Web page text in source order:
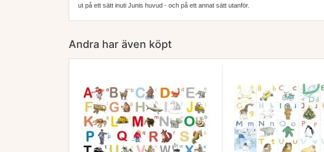
ut på ett sätt inuti Junis huvud - och på ett annat sätt utanför.
Andra har även köpt